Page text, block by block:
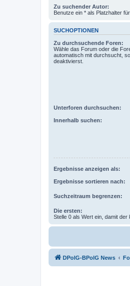
Zu suchender Autor:
Benutze ein * als Platzhalter
SUCHOPTIONEN
Zu durchsuchende Foren:
Wähle das Forum oder die
automatisch mit durchsucht,
deaktivierst.
Unterforen durchsuchen:
Innerhalb suchen:
Ergebnisse anzeigen als:
Ergebnisse sortieren nach:
Suchzeitraum begrenzen:
Die ersten:
Stelle 0 als Wert ein, damit der
DPolG-BPolG News